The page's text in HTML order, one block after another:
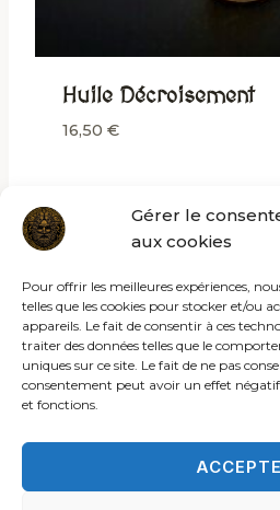
Gérer le
aux cookies
Pour offrir les meilleures expériences,
telles que les cookies pour stocker et/ou
appareils. Le fait de consentir à ces
traiter des données telles que le
uniques sur ce site. Le fait de ne pas
consentement peut avoir un effet
et fonctions.
Huile Décroisement
16,50 €